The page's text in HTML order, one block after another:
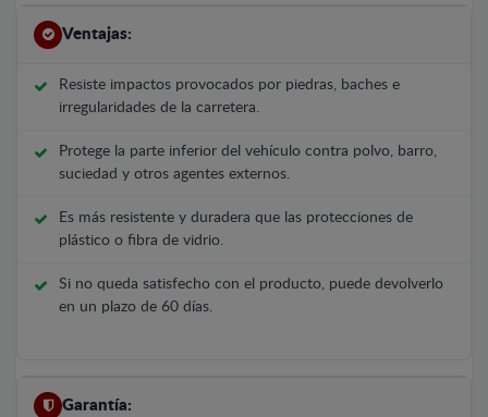
Ventajas:
Resiste impactos provocados por piedras, baches e
irregularidades de la carretera.
Protege la parte inferior del vehículo contra polvo, barro,
suciedad y otros agentes externos.
Es más resistente y duradera que las protecciones de
plástico o fibra de vidrio.
Si no queda satisfecho con el producto, puede devolverlo
en un plazo de 60 días.
Garantía: